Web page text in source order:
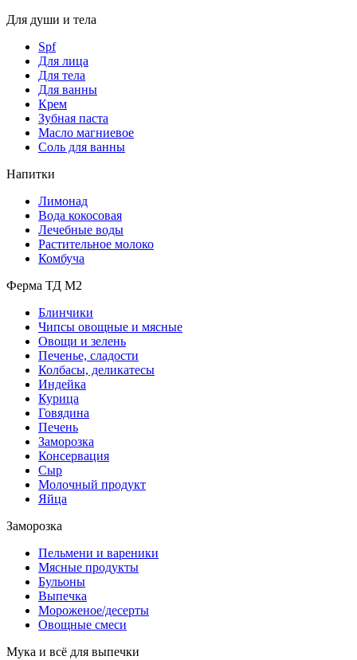
Для души и тела
Spf
Для лица
Для тела
Для ванны
Крем
Зубная паста
Масло магниевое
Соль для ванны
Напитки
Лимонад
Вода кокосовая
Лечебные воды
Растительное молоко
Комбуча
Ферма ТД М2
Блинчики
Чипсы овощные и мясные
Овощи и зелень
Печенье, сладости
Колбасы, деликатесы
Индейка
Курица
Говядина
Печень
Заморозка
Консервация
Сыр
Молочный продукт
Яйца
Заморозка
Пельмени и вареники
Мясные продукты
Бульоны
Выпечка
Мороженое/десерты
Овощные смеси
Мука и всё для выпечки